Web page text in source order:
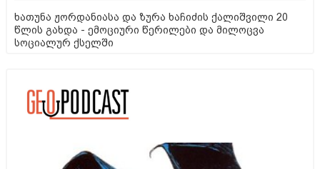
ხათუნა ჟორდანიასა და ზურა ხაჩიძის ქალიშვილი 20
წლის გახდა - ემოციური წერილები და მილოცვა
სოციალურ ქსელში